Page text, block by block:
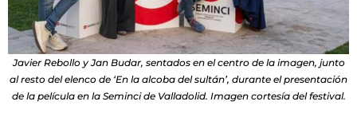
Javier Rebollo y Jan Budar, sentados en el centro de la imagen, junto
al resto del elenco de ‘En la alcoba del sultán’, durante el presentación
de la película en la Seminci de Valladolid. Imagen cortesía del festival.